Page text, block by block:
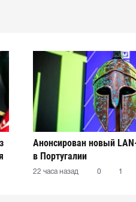
Анонсирован новый
в Португалии
22 часа назад 0 1